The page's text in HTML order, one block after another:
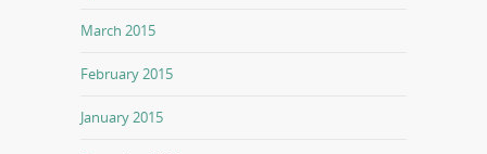
March 2015
February 2015
January 2015